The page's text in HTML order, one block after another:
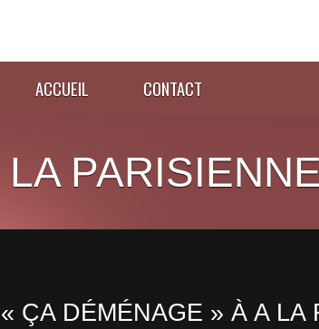
ACCUEIL CONTACT
LA
« ÇA DÉMÉNAGE » À A LA